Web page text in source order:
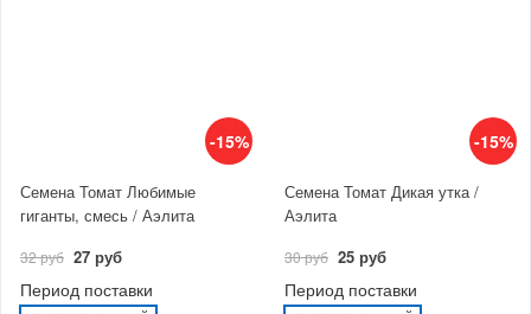
-15%
Семена Томат Любимые
гиганты, смесь / Аэлита
32 руб 27 руб
Период поставки
-15%
Семена Томат Дикая утка /
Аэлита
30 руб 25 руб
Период поставки